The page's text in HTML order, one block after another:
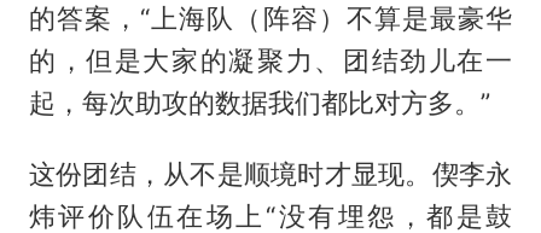
的答案，“上海队（阵容）不算是最豪华
的，但是大家的凝聚力、团结劲儿在一
起，每次助攻的数据我们都比对方多。”
这份团结，从不是顺境时才显现。偰李永
炜评价队伍在场上“没有埋怨，都是鼓